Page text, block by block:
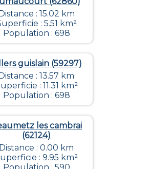
Distance : 15.02 km
: 5.51 km²
Population : 698
guislain (59297)
Distance : 13.57 km
: 11.31 km²
Population : 698
les cambrai
(62124)
Distance : 0.00 km
: 9.95 km²